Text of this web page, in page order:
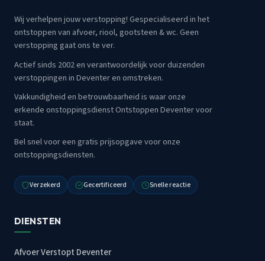
Wij verhelpen jouw verstopping! Gespecialiseerd in het
ontstoppen van afvoer, riool, gootsteen & wc. Geen
verstopping gaat ons te ver.
Actief sinds 2002 en verantwoordelijk voor duizenden
verstoppingen in Deventer en omstreken.
Vakkundigheid en betrouwbaarheid is waar onze
erkende onstoppingsdienst Ontstoppen Deventer voor
staat.
Bel snel voor een gratis prijsopgave voor onze
ontstoppingsdiensten.
Verzekerd Gecertificeerd Snelle reactie
DIENSTEN
Afvoer Verstopt Deventer